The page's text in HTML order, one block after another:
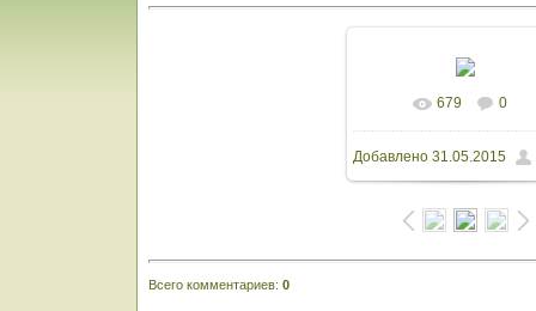
В реальном
1600x1066/ 97.9Kb
679 0
Добавлено31.05.2015
Всего комментариев: 0